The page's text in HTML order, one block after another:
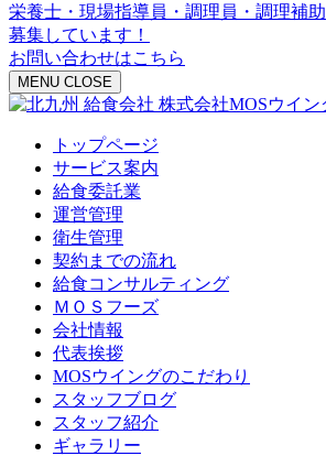
栄養士・現場指導員・調理員・調理補助
募集しています！
お問い合わせはこちら
MENU CLOSE
トップページ
サービス案内
給食委託業
運営管理
衛生管理
契約までの流れ
給食コンサルティング
ＭＯＳフーズ
会社情報
代表挨拶
MOSウイングのこだわり
スタッフブログ
スタッフ紹介
ギャラリー